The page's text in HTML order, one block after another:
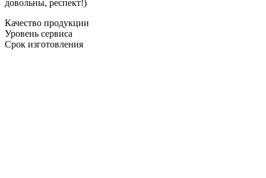
довольны, респект!)
Качество продукции
Уровень сервиса
Срок изготовления